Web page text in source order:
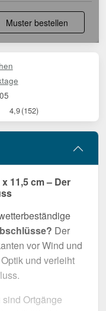
Muster bestellen
4,9(152)
11,5 cm – Der
Der
vor Wind und
und verleiht
Ortgänge